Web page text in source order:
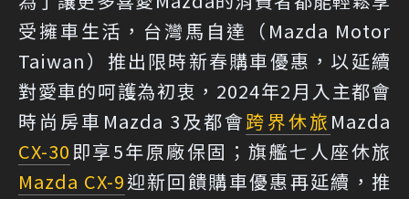
受擁車生活，台灣馬自達（Mazda Motor
Taiwan）推出限時新春購車優惠，以延續
對愛車的呵護為初衷，2024年2月入主都會
時尚房車Mazda 3及都會跨界休旅 Mazda
CX-30即享5年原廠保固；旗艦七人座休旅
Mazda CX-9迎新回饋購車優惠再延續，推